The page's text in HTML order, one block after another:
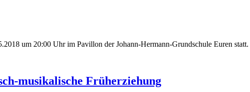
um 20:00 Uhr im Pavillon der Johann-Hermann-Grundschule Euren statt.
musikalische Früherziehung